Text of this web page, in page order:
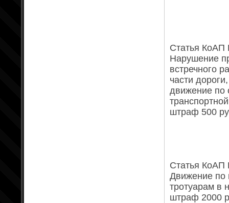
Статья КоАП
Нарушение
встречного
части
движение по
штраф 500
Статья КоАП
Движение по
тротуарам в
штраф 2000